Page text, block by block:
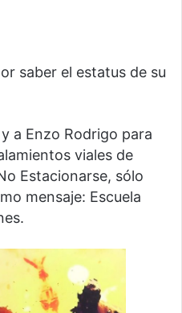
saber el estatus de su
a Enzo Rodrigo para
viales de
Estacionarse, sólo
mensaje: Escuela